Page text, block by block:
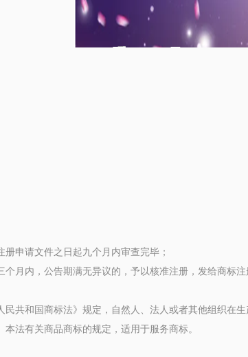
申请文件之日起九个月内审查完毕；
内，公告期满无异议的，予以核准注册，发给商标注
和国商标法》规定，自然人、法人或者其他组织在
法有关商品商标的规定，适用于服务商标。